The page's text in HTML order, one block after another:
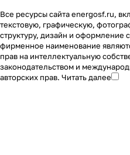
Все ресурсы сайта energosf.ru,
текстовую, графическую,
структуру, дизайн и оформление
фирменное наименование
прав на интеллектуальную
законодательством и
авторских прав. Читать далее